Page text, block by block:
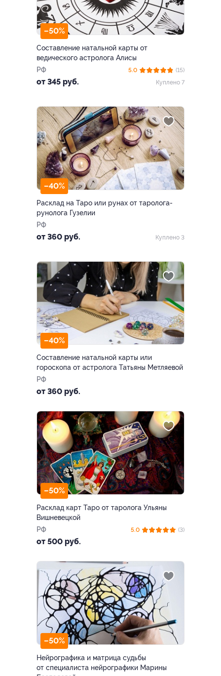
–50%
Составление натальной карты от
ведического астролога Алисы
РФ
от 345 руб.
5.0
(15)
Куплено 7
–40%
Расклад на Таро или рунах от таролога-
рунолога Гузелии
РФ
от 360 руб. Куплено 3
–40%
Составление натальной карты или
гороскопа от астролога Татьяны Метляевой
РФ
от 360 руб.
–50%
Расклад карт Таро от таролога Ульяны
Вишневецкой
РФ
от 500 руб.
5.0 (3)
–50%
Нейрографика и матрица судьбы
от специалиста нейрографики Марины